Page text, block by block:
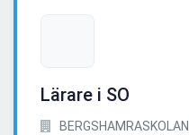
Lärare i SO
BERGSHAMRASKOLAN